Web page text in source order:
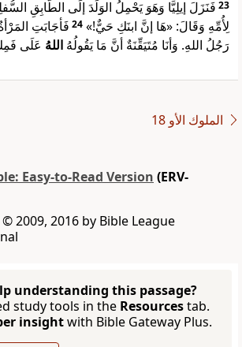
23 فَنَزَلَ إيلِيَّا وَهَوَ يَحْمِلُ الوَلَدَ إلَى الطَّابِقِ
لِأُمِّهِ وَقَالَ: «هَا إنَّ ابنَكِ حَيٌّ!» 24 فَأجَابَتِ
رَجُلُ اللهِ. وَأنَا مُتَيَقِّنَةٌ أنَّ مَا يَقُولُهُ اللهُ عَلَى
ﺍﻟﻤﻠﻮﻙ ﺍﻷﻭ 18
Easy-to-Read Version (ERV-
2009, 2016 by Bible League
understanding this passage?
study tools in the Resourcestab.
insightwith Bible Gateway Plus.